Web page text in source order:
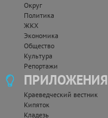
Округ
Политика
ЖКХ
Экономика
Общество
Культура
Репортажи
ПРИЛОЖЕНИЯ
Краеведческий вестник
Кипяток
Кладезь